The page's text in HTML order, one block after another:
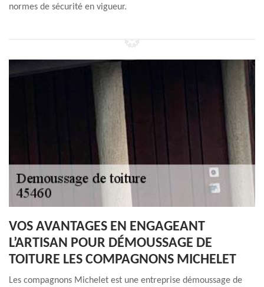
normes de sécurité en vigueur.
VOS AVANTAGES EN ENGAGEANT
L’ARTISAN POUR DÉMOUSSAGE DE
TOITURE LES COMPAGNONS MICHELET
Les compagnons Michelet est une entreprise démoussage de